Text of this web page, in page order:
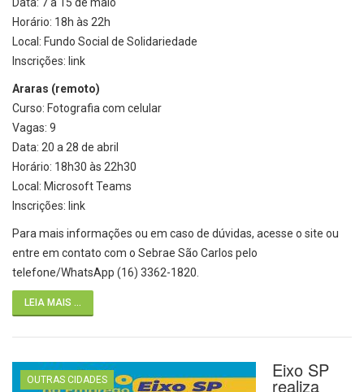
Horário: 18h às 22h
Local: Fundo Social de Solidariedade
Inscrições: link
Araras (remoto)
Curso: Fotografia com celular
Vagas: 9
Data: 20 a 28 de abril
Horário: 18h30 às 22h30
Local: Microsoft Teams
Inscrições: link
Para mais informações ou em caso de dúvidas, acesse o site ou
entre em contato com o Sebrae São Carlos pelo
telefone/WhatsApp (16) 3362-1820.
LEIA MAIS ...
OUTRAS CIDADES Eixo SP
realiza